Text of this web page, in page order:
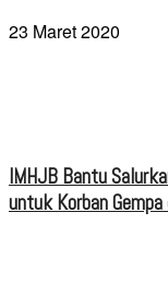
23 Maret 2020
IMHJB Bantu
untuk Korban Gempa